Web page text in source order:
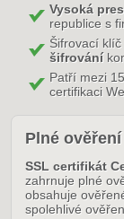
Vysoká
republice s
Šifrovací
šifrování
Patří mezi
certifikaci
Plné
SSL certifikát
zahrnuje plné
obsahuje
spolehlivé